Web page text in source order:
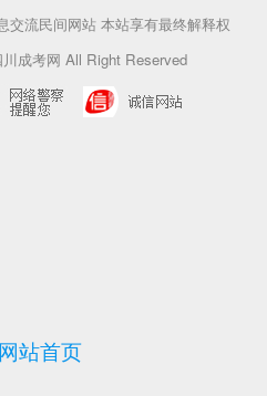
交流民间网站 本站享有最终解释权
成考网 All Right Reserved
网站首页